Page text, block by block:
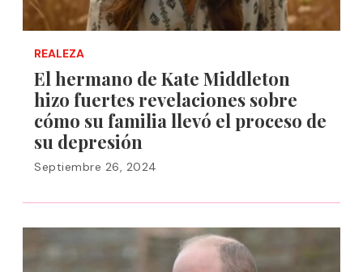
REALEZA
El hermano de Kate Middleton
hizo fuertes revelaciones sobre
cómo su familia llevó el proceso de
su depresión
Septiembre 26, 2024